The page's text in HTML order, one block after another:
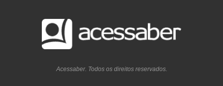
Acessaber. Todos os direitos reservados.